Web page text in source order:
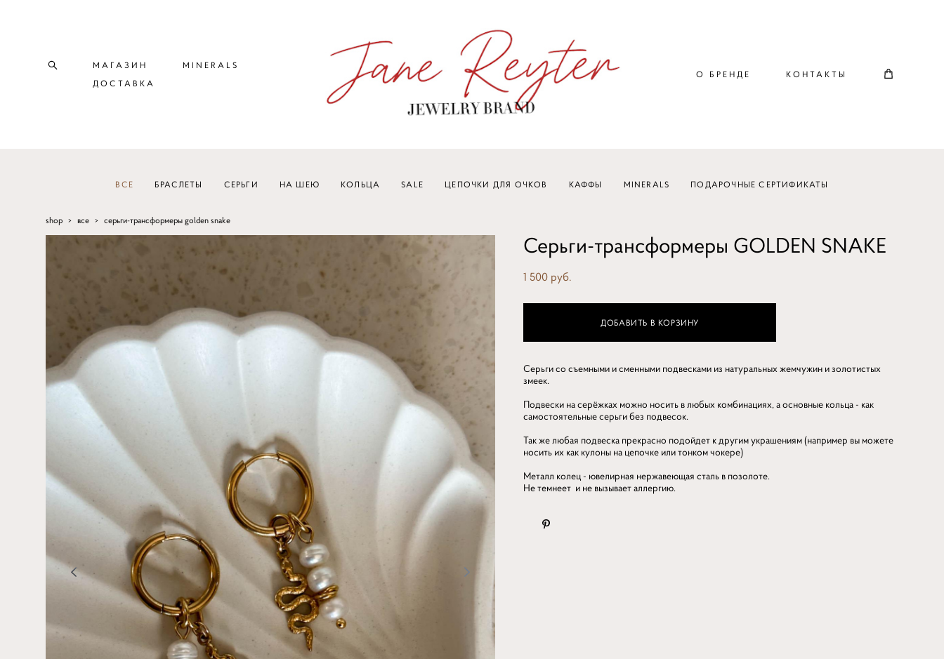
МАГАЗИН
MINERALS
ДОСТАВКА
О БРЕНДЕ КОНТАКТЫ
ВСЕ БРАСЛЕТЫ СЕРЬГИ НА ШЕЮ КОЛЬЦА SALE ЦЕПОЧКИ ДЛЯ ОЧКОВ КАФФЫ MINERALS ПОДАРОЧНЫЕ СЕРТИФИКАТЫ
shop > все > серьги-трансформеры golden snake
Серьги-трансформеры GOLDEN SNAKE
1 500 pуб.
ДОБАВИТЬ В КОРЗИНУ
Серьги со съемными и сменными подвесками из натуральных жемчужини золотистых
змеек.
Подвески на серёжках можно носить в любых комбинациях, а основные кольца - как
самостоятельные серьги без подвесок.
Так же любая подвеска прекрасно подойдет к другим украшениям (например вы можете
носить их как кулоны на цепочке или тонком чокере)
Металл колец - ювелирная нержавеющая сталь в позолоте.
Не темнеет и не вызывает аллергию.